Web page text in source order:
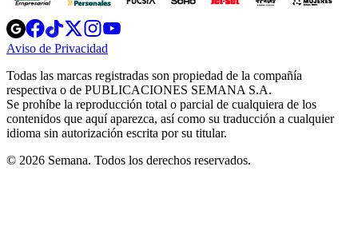
Opens
in
new
Opens
in
new
Opens
in
new
window
Opens
new
windowwindow
Aviso de Privacidad
new
window
Todas las marcas registradas son propiedad de la compañía
respectiva o de PUBLICACIONES SEMANA S.A.
Se prohíbe la reproducción total o parcial de cualquiera de los
contenidos que aquí aparezca, así como su traducción a cualquier
idioma sin autorización escrita por su titular.
© 2026 Semana. Todos los derechos reservados.